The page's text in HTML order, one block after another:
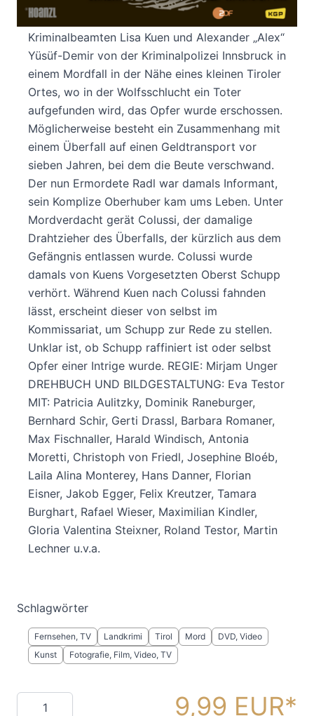
In ihrem zweiten gemeinsamen Fall ermitteln die
Kriminalbeamten Lisa Kuen und Alexander „Alex“
Yüsüf-Demir von der Kriminalpolizei Innsbruck in
einem Mordfall in der Nähe eines kleinen Tiroler
Ortes, wo in der Wolfsschlucht ein Toter
aufgefunden wird, das Opfer wurde erschossen.
Möglicherweise besteht ein Zusammenhang mit
einem Überfall auf einen Geldtransport vor
sieben Jahren, bei dem die Beute verschwand.
Der nun Ermordete Radl war damals Informant,
sein Komplize Oberhuber kam ums Leben. Unter
Mordverdacht gerät Colussi, der damalige
Drahtzieher des Überfalls, der kürzlich aus dem
Gefängnis entlassen wurde. Colussi wurde
damals von Kuens Vorgesetzten Oberst Schupp
verhört. Während Kuen nach Colussi fahnden
lässt, erscheint dieser von selbst im
Kommissariat, um Schupp zur Rede zu stellen.
Unklar ist, ob Schupp raffiniert ist oder selbst
Opfer einer Intrige wurde. REGIE: Mirjam Unger
DREHBUCH UND BILDGESTALTUNG: Eva Testor
MIT: Patricia Aulitzky, Dominik Raneburger,
Bernhard Schir, Gerti Drassl, Barbara Romaner,
Max Fischnaller, Harald Windisch, Antonia
Moretti, Christoph von Friedl, Josephine Bloéb,
Laila Alina Monterey, Hans Danner, Florian
Eisner, Jakob Egger, Felix Kreutzer, Tamara
Burghart, Rafael Wieser, Maximilian Kindler,
Gloria Valentina Steixner, Roland Testor, Martin
Lechner u.v.a.
Schlagwörter
Fernsehen, TV Landkrimi Tirol Mord
DVD, Video
Kunst
Fotografie, Film, Video, TV
Menge 9,99 EUR